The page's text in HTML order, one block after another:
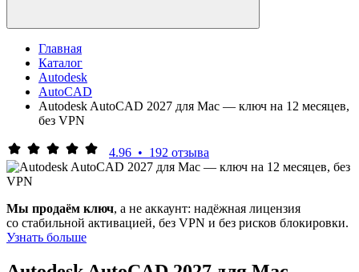
Главная
Каталог
Autodesk
AutoCAD
Autodesk AutoCAD 2027 для Mac — ключ на 12 месяцев,
без VPN
4.96 • 192 отзыва
Мы продаём ключ, а не аккаунт: надёжная лицензия
со стабильной активацией, без VPN и без рисков блокировки.
Узнать больше